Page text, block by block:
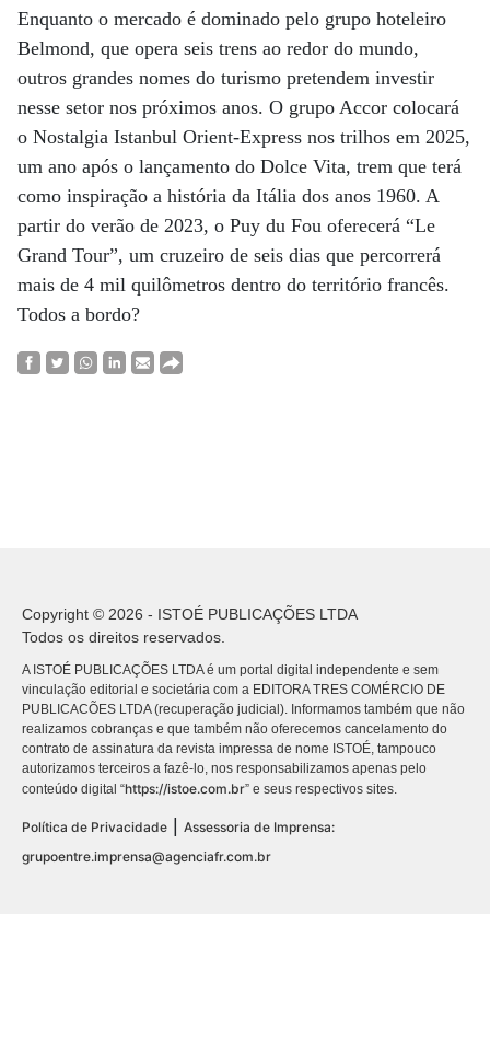
Enquanto o mercado é dominado pelo grupo hoteleiro
Belmond, que opera seis trens ao redor do mundo,
outros grandes nomes do turismo pretendem investir
nesse setor nos próximos anos. O grupo Accor colocará
o Nostalgia Istanbul Orient-Express nos trilhos em 2025,
um ano após o lançamento do Dolce Vita, trem que terá
como inspiração a história da Itália dos anos 1960. A
partir do verão de 2023, o Puy du Fou oferecerá “Le
Grand Tour”, um cruzeiro de seis dias que percorrerá
mais de 4 mil quilômetros dentro do território francês.
Todos a bordo?
Copyright © 2026 - ISTOÉ PUBLICAÇÕES LTDA
Todos os direitos reservados.
A ISTOÉ PUBLICAÇÕES LTDA é um portal digital independente e sem
vinculação editorial e societária com a EDITORA TRES COMÉRCIO DE
PUBLICACÕES LTDA (recuperação judicial). Informamos também que não
realizamos cobranças e que também não oferecemos cancelamento do
contrato de assinatura da revista impressa de nome ISTOÉ, tampouco
autorizamos terceiros a fazê-lo, nos responsabilizamos apenas pelo
conteúdo digital “https://istoe.com.br” e seus respectivos sites.
Política de Privacidade
Assessoria de Imprensa:
grupoentre.imprensa@agenciafr.com.br